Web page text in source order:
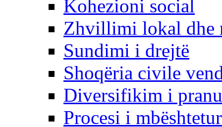
Kohezioni social
Zhvillimi lokal dhe
Sundimi i drejtë
Shoqëria civile
Diversifikim i
Procesi i